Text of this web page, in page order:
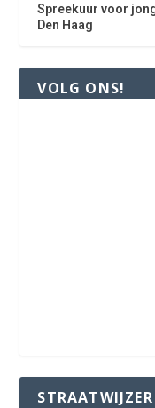
Spreekuur voor
Den Haag
VOLG ONS!